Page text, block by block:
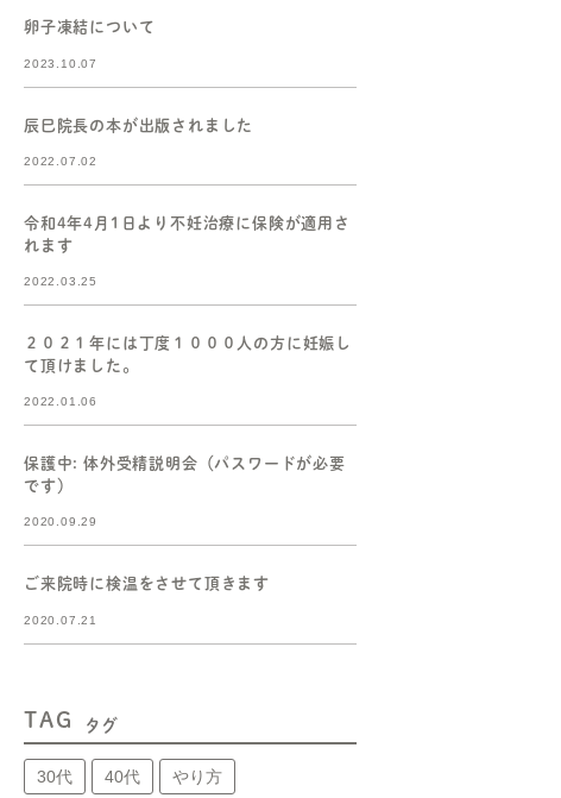
卵子凍結について
2023.10.07
辰巳院長の本が出版されました
2022.07.02
令和4年4月1日より不妊治療に保険が適用さ
れます
2022.03.25
２０２１年には丁度１０００人の方に妊娠し
て頂けました。
2022.01.06
保護中: 体外受精説明会（パスワードが必要
です）
2020.09.29
ご来院時に検温をさせて頂きます
2020.07.21
TAG タグ
30代 40代 やり方